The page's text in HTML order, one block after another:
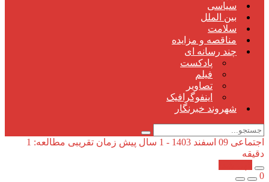
سیاسی
بین الملل
سلامت
مناقصه و مزایده
چند رسانه ای
پادکست
فیلم
تصاویر
اینفوگرافیک
شهروند خبرنگار
اجتماعی 09 اسفند 1403 - 1 سال پیش
زمان تقریبی مطالعه: 1
دقیقه
0